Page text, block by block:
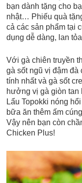
bạn dành tặng cho
nhật… Phiếu quà
cả các sản phẩm tại
dụng dễ dàng, lan
Với gà chiên truyền
gà sốt ngũ vị đậm
tính nhất và gà sốt
hưởng vị gà giòn tan
Lẩu Topokki nóng
bữa ăn thêm ấm
Vậy nên bạn còn
Chicken Plus!